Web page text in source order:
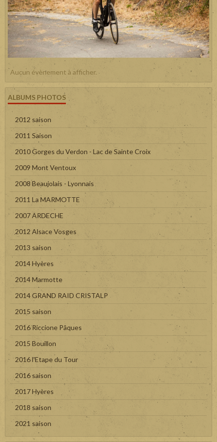
Aucun évènement à afficher.
ALBUMS PHOTOS
2012 saison
2011 Saison
2010 Gorges du Verdon - Lac de Sainte Croix
2009 Mont Ventoux
2008 Beaujolais - Lyonnais
2011 La MARMOTTE
2007 ARDECHE
2012 Alsace Vosges
2013 saison
2014 Hyères
2014 Marmotte
2014 GRAND RAID CRISTALP
2015 saison
2016 Riccione Pâques
2015 Bouillon
2016 l'Etape du Tour
2016 saison
2017 Hyères
2018 saison
2021 saison